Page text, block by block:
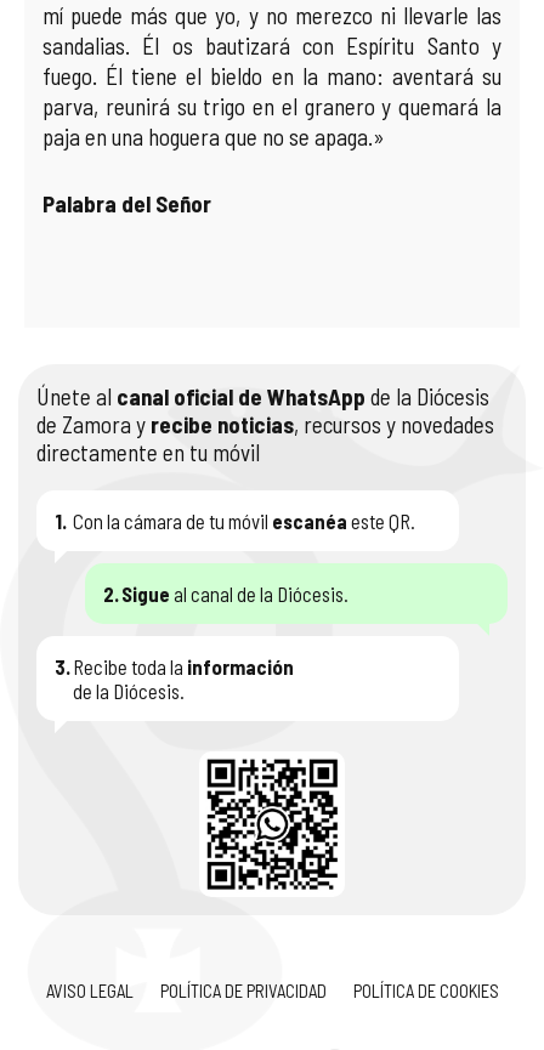
mí puede más que yo, y no merezco ni llevarle las
sandalias. Él os bautizará con Espíritu Santo y
fuego. Él tiene el bieldo en la mano: aventará su
parva, reunirá su trigo en el granero y quemará la
paja en una hoguera que no se apaga.»
Palabra del Señor
Únete al canal oficial de WhatsApp de la Diócesis
de Zamora y recibe noticias, recursos y novedades
directamente en tu móvil
1. Con la cámara de tu móvil escanéa este QR.
2.Sigue al canal de la Diócesis.
3.Recibe toda la información
de la Diócesis.
AVISO LEGAL POLÍTICA DE PRIVACIDAD POLÍTICA DE COOKIES